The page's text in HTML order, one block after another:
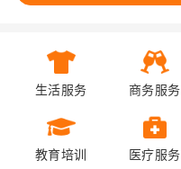
生活服务 商务服务
教育培训 医疗服务